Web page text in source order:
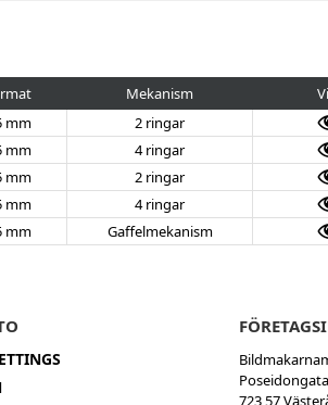
Mekanism
mm 2 ringar
mm 4 ringar
mm 2 ringar
mm 4 ringar
mm Gaffelmekanism
723 57